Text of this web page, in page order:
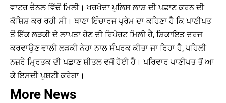
ਵਾਟਰ ਚੈਨਲ ਵਿੱਚੋਂ ਮਿਲੀ। ਖਰਖੋਦਾ ਪੁਲਿਸ ਲਾਸ਼ ਦੀ ਪਛਾਣ ਕਰਨ ਦੀ
ਕੋਸ਼ਿਸ਼ ਕਰ ਰਹੀ ਸੀ। ਥਾਣਾ ਇੰਚਾਰਜ ਪ੍ਰੇਮ ਦਾ ਕਹਿਣਾ ਹੈ ਕਿ ਪਾਣੀਪਤ
ਤੋਂ ਇੱਕ ਲੜਕੀ ਦੇ ਲਾਪਤਾ ਹੋਣ ਦੀ ਰਿਪੋਰਟ ਮਿਲੀ ਹੈ, ਸ਼ਿਕਾਇਤ ਦਰਜ
ਕਰਵਾਉਣ ਵਾਲੀ ਲੜਕੀ ਨੇਹਾ ਨਾਲ ਸੰਪਰਕ ਕੀਤਾ ਜਾ ਰਿਹਾ ਹੈ, ਪਹਿਲੀ
ਨਜ਼ਰੇ ਮ੍ਰਿਤਕ ਦੀ ਪਛਾਣ ਸ਼ੀਤਲ ਵਜੋਂ ਹੋਈ ਹੈ। ਪਰਿਵਾਰ ਪਾਣੀਪਤ ਤੋਂ ਆ
ਕੇ ਇਸਦੀ ਪੁਸ਼ਟੀ ਕਰੇਗਾ।
More News